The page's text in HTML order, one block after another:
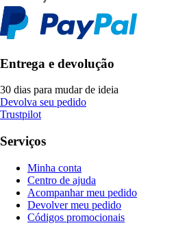
Entrega e devolução
30 dias para mudar de ideia
Devolva seu pedido
Trustpilot
Serviços
Minha conta
Centro de ajuda
Acompanhar meu pedido
Devolver meu pedido
Códigos promocionais